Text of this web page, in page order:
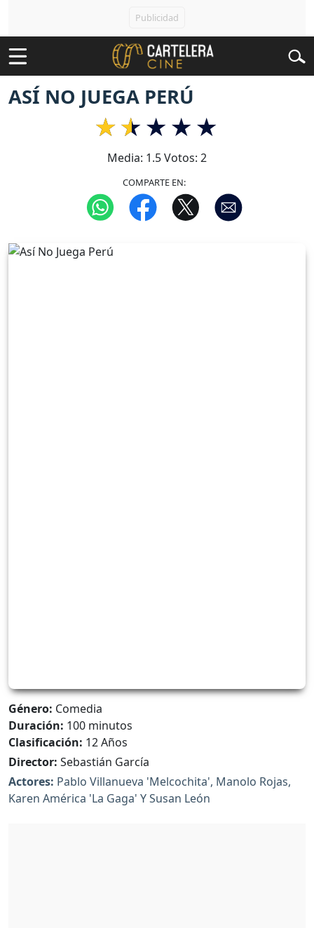
ASÍ NO JUEGA PERÚ
Media: 1.5Votos: 2
COMPARTE EN:
Género: Comedia
Duración: 100 minutos
Clasificación: 12 Años
Director: Sebastián García
Actores: Pablo Villanueva 'Melcochita', Manolo Rojas,
Karen América 'La Gaga' Y Susan León